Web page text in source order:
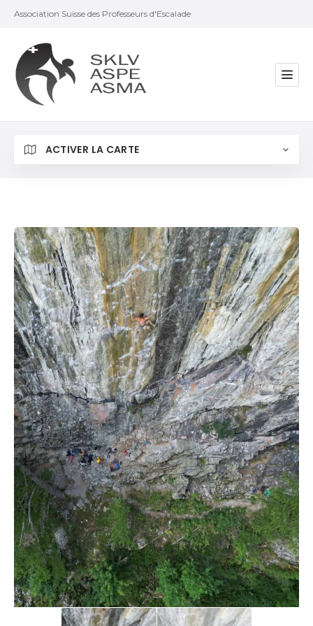
Association Suisse des Professeurs d'Escalade
ACTIVER LA CARTE